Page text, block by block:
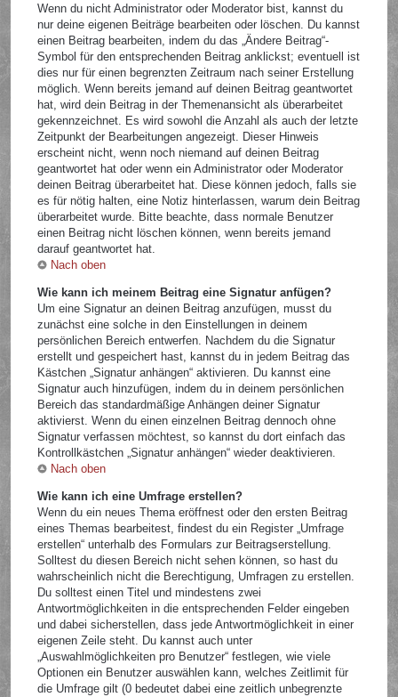
Wenn du nicht Administrator oder Moderator bist, kannst du
nur deine eigenen Beiträge bearbeiten oder löschen. Du kannst
einen Beitrag bearbeiten, indem du das „Ändere Beitrag“-
Symbol für den entsprechenden Beitrag anklickst; eventuell ist
dies nur für einen begrenzten Zeitraum nach seiner Erstellung
möglich. Wenn bereits jemand auf deinen Beitrag geantwortet
hat, wird dein Beitrag in der Themenansicht als überarbeitet
gekennzeichnet. Es wird sowohl die Anzahl als auch der letzte
Zeitpunkt der Bearbeitungen angezeigt. Dieser Hinweis
erscheint nicht, wenn noch niemand auf deinen Beitrag
geantwortet hat oder wenn ein Administrator oder Moderator
deinen Beitrag überarbeitet hat. Diese können jedoch, falls sie
es für nötig halten, eine Notiz hinterlassen, warum dein Beitrag
überarbeitet wurde. Bitte beachte, dass normale Benutzer
einen Beitrag nicht löschen können, wenn bereits jemand
darauf geantwortet hat.
Nach oben
Wie kann ich meinem Beitrag eine Signatur anfügen?
Um eine Signatur an deinen Beitrag anzufügen, musst du
zunächst eine solche in den Einstellungen in deinem
persönlichen Bereich entwerfen. Nachdem du die Signatur
erstellt und gespeichert hast, kannst du in jedem Beitrag das
Kästchen „Signatur anhängen“ aktivieren. Du kannst eine
Signatur auch hinzufügen, indem du in deinem persönlichen
Bereich das standardmäßige Anhängen deiner Signatur
aktivierst. Wenn du einen einzelnen Beitrag dennoch ohne
Signatur verfassen möchtest, so kannst du dort einfach das
Kontrollkästchen „Signatur anhängen“ wieder deaktivieren.
Nach oben
Wie kann ich eine Umfrage erstellen?
Wenn du ein neues Thema eröffnest oder den ersten Beitrag
eines Themas bearbeitest, findest du ein Register „Umfrage
erstellen“ unterhalb des Formulars zur Beitragserstellung.
Solltest du diesen Bereich nicht sehen können, so hast du
wahrscheinlich nicht die Berechtigung, Umfragen zu erstellen.
Du solltest einen Titel und mindestens zwei
Antwortmöglichkeiten in die entsprechenden Felder eingeben
und dabei sicherstellen, dass jede Antwortmöglichkeit in einer
eigenen Zeile steht. Du kannst auch unter
„Auswahlmöglichkeiten pro Benutzer“ festlegen, wie viele
Optionen ein Benutzer auswählen kann, welches Zeitlimit für
die Umfrage gilt (0 bedeutet dabei eine zeitlich unbegrenzte